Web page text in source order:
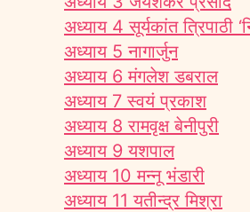
अध्याय 4 सूर्यकांत त्रिपाठी
अध्याय 5 नागार्जुन
अध्याय 6 मंगलेश डबराल
अध्याय 7 स्वयं प्रकाश
अध्याय 8 रामवृक्ष बेनीपुरी
अध्याय 9 यशपाल
अध्याय 10 मन्नू भंडारी
अध्याय 11 यतीन्द्र मिश्रा